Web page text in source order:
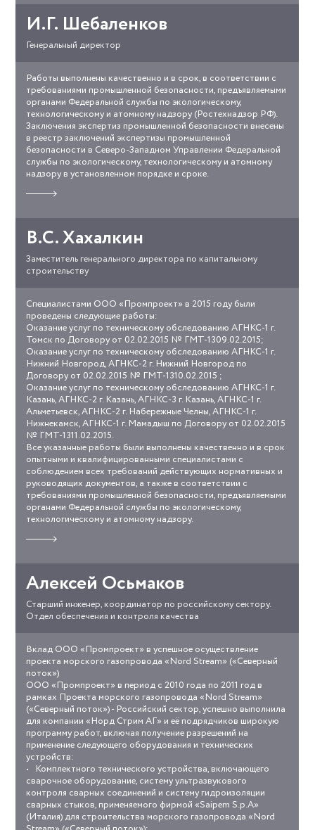
работе
И.Г. Шебаленков
Генеральный директор
skip0347_ot_20.02.16_promproekt.pdf
Работы выполнены качественно и в срок, в соответствии с
требованиями промышленной безопасности, предъявляемыми
органами Федеральной службы по экологическому,
технологическому и атомному надзору (Ростехнадзор РФ).
Заключения экспертиз промышленной безопасности внесены
в реестр заключений экспертизы промышленной
безопасности в Северо-Западном Управлении Федеральной
службы по экологическому, технологическому и атомному
надзору в установленном порядке и сроке.
работе
В.С. Хахалкин
Заместитель генерального директора по капитальному
строительству
ish-
07_0891-
16_ot_08.02.2016_ooo_promproekt_otzyv_o_prodelannoy_rabote.pdf
Специалистами ООО «Промпроект» в 2015 году были
проведены следующие работы:
Оказание услуг по техническому обследованию АГНКС-1 г.
Томск по Договору от 02.02.2015 № ГМТ-1309.02.2015;
Оказание услуг по техническому обследованию АГНКС-1 г.
Нижний Новгород, АГНКС-2 г. Нижний Новгород по
Договору от 02.02.2015 № ГМТ-1310.02.2015 ;
Оказание услуг по техническому обследованию АГНКС-1 г.
Казань, АГНКС-2 г. Казань, АГНКС-3 г. Казань, АГНКС-1 г.
Альметьевск, АГНКС-2 г. Набережные Челны, АГНКС-1 г.
Нижнекамск, АГНКС-1 г. Мамадыш по Договору от 02.02.2015
№ ГМТ-1311.02.2015.
Все указанные работы были выполнены качественно и в срок
опытными и квалифицированными специалистами с
соблюдением всех требований действующих нормативных и
руководящих документов, а также в соответствии с
требованиями промышленной безопасности, предъявляемыми
органами Федеральной службы по экологическому,
технологическому и атомному надзору.
работе
Алексей Осьмаков
Старший инженер, координатор по российскому сектору.
Отдел обеспечения и контроля качества
otzyv_nord_stream.pdf
Вклад ООО «Промпроект» в успешное осуществление
проекта морского газопровода «Nord Stream» («Северный
поток»)
ООО «Промпроект» в период с 2010 года по 2011 год в
рамках Проекта морского газопровода «Nord Stream»
(«Северный поток») - Российский сектор, успешно выполнила
для компании «Норд Стрим АГ» и её подрядчиков широкую
программу работ, включая получение разрешений на
применение следующего оборудования и технических
устройств:
• Комплектного технического устройства, включающего
сварочное оборудование, систему ультразвукового
контроля сварных соединений и систему гидроизоляции
сварных стыков, применяемого фирмой «Saipem S.p.A»
(Италия) для строительства морского газопровода «Nord